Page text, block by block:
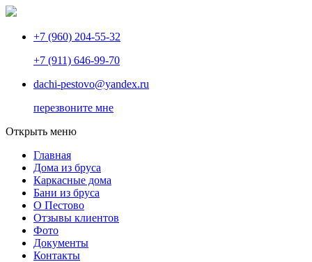
+7 (960) 204-55-32
+7 (911) 646-99-70
dachi-pestovo@yandex.ru
перезвоните мне
Открыть меню
Главная
Дома из бруса
Каркасные дома
Бани из бруса
О Пестово
Отзывы клиентов
Фото
Документы
Контакты